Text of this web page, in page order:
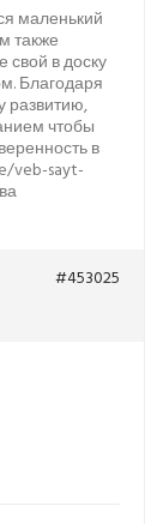
маленький
также
в доску
Благодаря
развитию,
чтобы
в
veb-sayt-
#453025